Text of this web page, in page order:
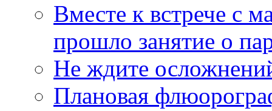
Вместе к встрече с
прошло занятие о
Не ждите
Плановая